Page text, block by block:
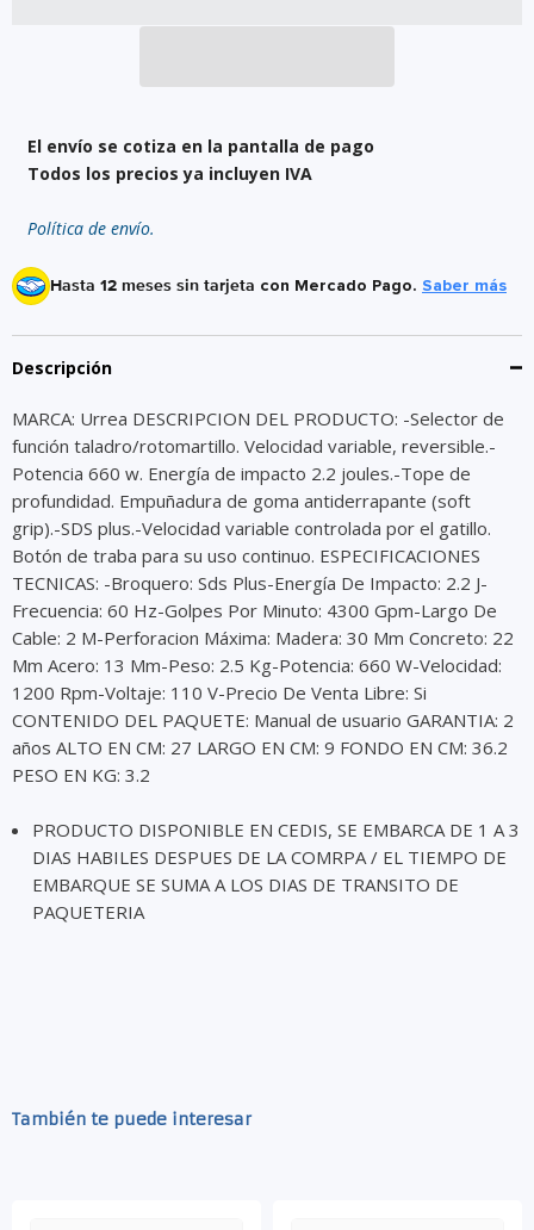
El envío se cotiza en la pantalla de pago
Todos los precios ya incluyen IVA
Política de envío.
Hasta 12 meses sin tarjeta con Mercado Pago. Saber más
Descripción
MARCA: Urrea DESCRIPCION DEL PRODUCTO: -Selector de
función taladro/rotomartillo. Velocidad variable, reversible.-
Potencia 660 w. Energía de impacto 2.2 joules.-Tope de
profundidad. Empuñadura de goma antiderrapante (soft
grip).-SDS plus.-Velocidad variable controlada por el gatillo.
Botón de traba para su uso continuo. ESPECIFICACIONES
TECNICAS: -Broquero: Sds Plus-Energía De Impacto: 2.2 J-
Frecuencia: 60 Hz-Golpes Por Minuto: 4300 Gpm-Largo De
Cable: 2 M-Perforacion Máxima: Madera: 30 Mm Concreto: 22
Mm Acero: 13 Mm-Peso: 2.5 Kg-Potencia: 660 W-Velocidad:
1200 Rpm-Voltaje: 110 V-Precio De Venta Libre: Si
CONTENIDO DEL PAQUETE: Manual de usuario GARANTIA: 2
años ALTO EN CM: 27 LARGO EN CM: 9 FONDO EN CM: 36.2
PESO EN KG: 3.2
PRODUCTO DISPONIBLE EN CEDIS, SE EMBARCA DE 1 A 3
DIAS HABILES DESPUES DE LA COMRPA / EL TIEMPO DE
EMBARQUE SE SUMA A LOS DIAS DE TRANSITO DE
PAQUETERIA
También te puede interesar